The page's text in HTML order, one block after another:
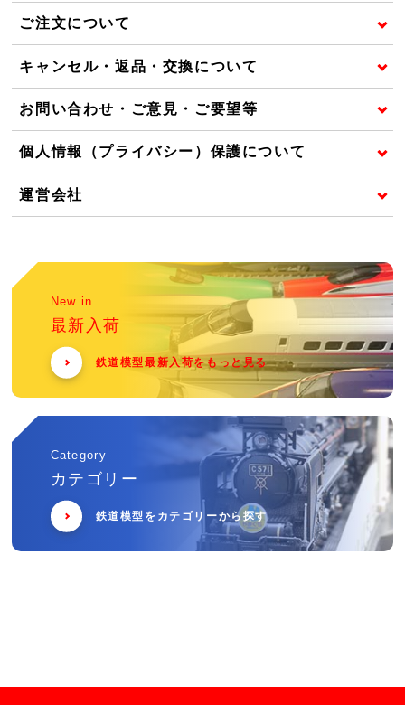
ご注文について
キャンセル・返品・交換について
お問い合わせ・ご意見・ご要望等
個人情報（プライバシー）保護について
運営会社
New in
最新入荷
鉄道模型最新入荷をもっと見る
Category
カテゴリー
鉄道模型をカテゴリーから探す